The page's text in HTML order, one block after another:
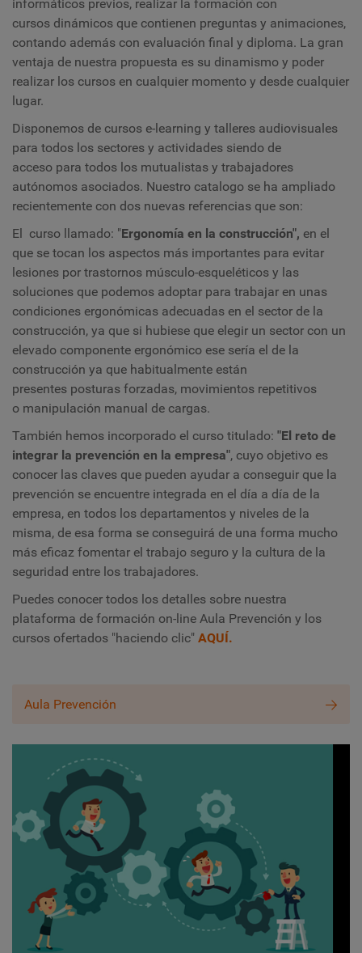
informáticos previos, realizar la formación con
cursos dinámicos que contienen preguntas y animaciones,
contando además con evaluación final y diploma. La gran
ventaja de nuestra propuesta es su dinamismo y poder
realizar los cursos en cualquier momento y desde cualquier
lugar.
Disponemos de cursos e-learning y talleres audiovisuales
para todos los sectores y actividades siendo de
acceso para todos los mutualistas y trabajadores
autónomos asociados. Nuestro catalogo se ha ampliado
recientemente con dos nuevas referencias que son:
El curso llamado: "Ergonomía en la construcción", en el
que se tocan los aspectos más importantes para evitar
lesiones por trastornos músculo-esqueléticos y las
soluciones que podemos adoptar para trabajar en unas
condiciones ergonómicas adecuadas en el sector de la
construcción, ya que si hubiese que elegir un sector con un
elevado componente ergonómico ese sería el de la
construcción ya que habitualmente están
presentes posturas forzadas, movimientos repetitivos
o manipulación manual de cargas.
También hemos incorporado el curso titulado: "El reto de
integrar la prevención en la empresa", cuyo objetivo es
conocer las claves que pueden ayudar a conseguir que la
prevención se encuentre integrada en el día a día de la
empresa, en todos los departamentos y niveles de la
misma, de esa forma se conseguirá de una forma mucho
más eficaz fomentar el trabajo seguro y la cultura de la
seguridad entre los trabajadores.
Puedes conocer todos los detalles sobre nuestra
plataforma de formación on-line Aula Prevención y los
cursos ofertados "haciendo clic" AQUÍ.
Aula Prevención